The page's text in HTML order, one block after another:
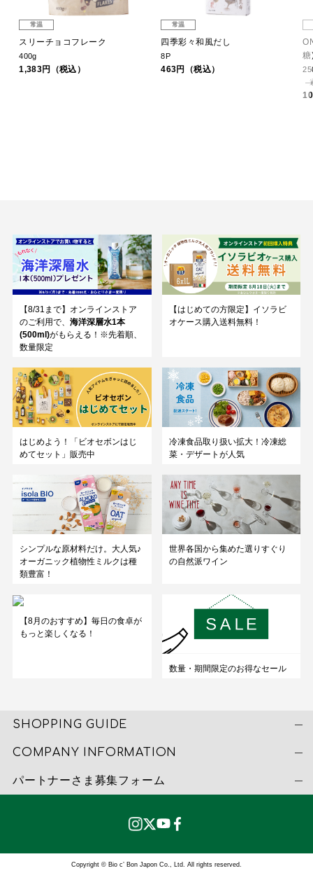
常温
スリーチョコフレーク
400g
1,383円（税込）
常温
四季彩々和風だし
8P
463円（税込）
【8/31まで】オンラインストア
のご利用で、 海洋深層水1本
(500ml)がもらえる！※先着順、
数量限定
【はじめての方限定】イソラビ
オケース購入送料無料！
はじめよう！「ビオセボンはじ
めてセット」販売中
冷凍食品取り扱い拡大！冷凍総
菜・デザートが人気
シンプルな原材料だけ。大人気♪
オーガニック植物性ミルクは種
類豊富！
世界各国から集めた選りすぐり
の自然派ワイン
【8月のおすすめ】毎日の食卓が
もっと楽しくなる！
数量・期間限定のお得なセール
SHOPPING GUIDE
COMPANY INFORMATION
パートナーさま募集フォーム
Copyright © Bio c’ Bon Japon Co., Ltd. All rights reserved.